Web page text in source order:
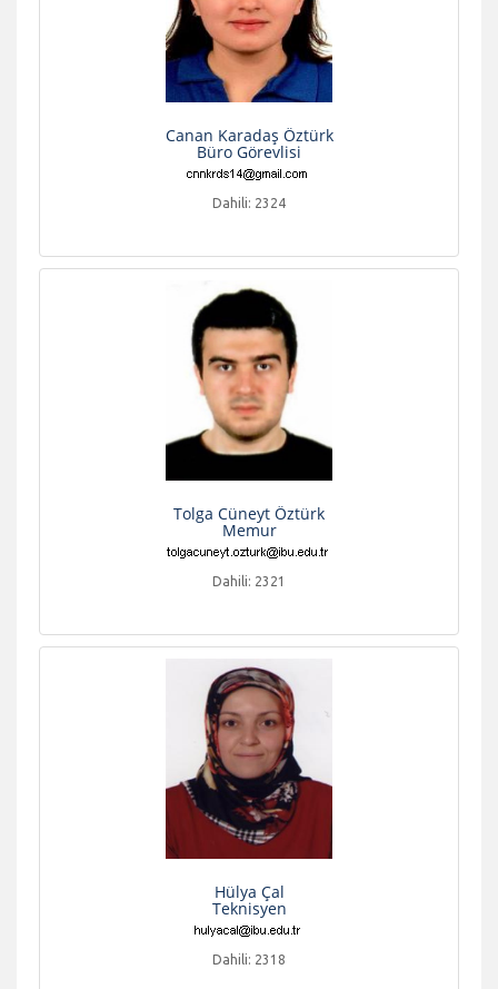
Canan Karadaş Öztürk
Büro Görevlisi
Dahili: 2324
Tolga Cüneyt Öztürk
Memur
Dahili: 2321
Hülya Çal
Teknisyen
Dahili: 2318